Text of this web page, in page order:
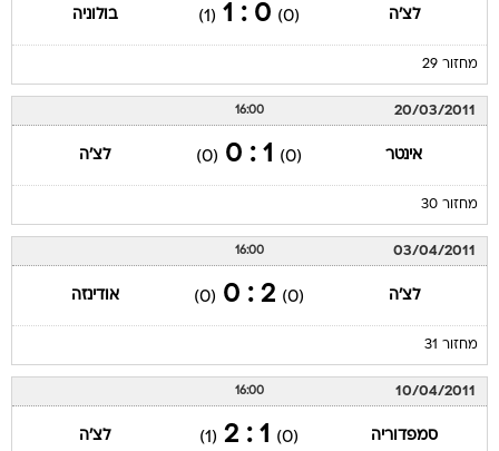
לצ'ה (0)
0 : 1
(1) בולוניה
מחזור 29
20/03/2011
16:00
אינטר (0)
1 : 0
(0) לצ'ה
מחזור 30
03/04/2011
16:00
לצ'ה (0)
2 : 0
(0) אודינזה
מחזור 31
10/04/2011
16:00
סמפדוריה (0)
1 : 2
(1) לצ'ה